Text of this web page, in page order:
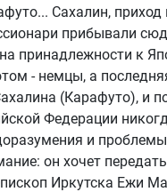
Сахалин,
прибывали
принадлежности к
- немцы, а
(Карафуто), и
Федерации
и
он хочет
Иркутска Ежи